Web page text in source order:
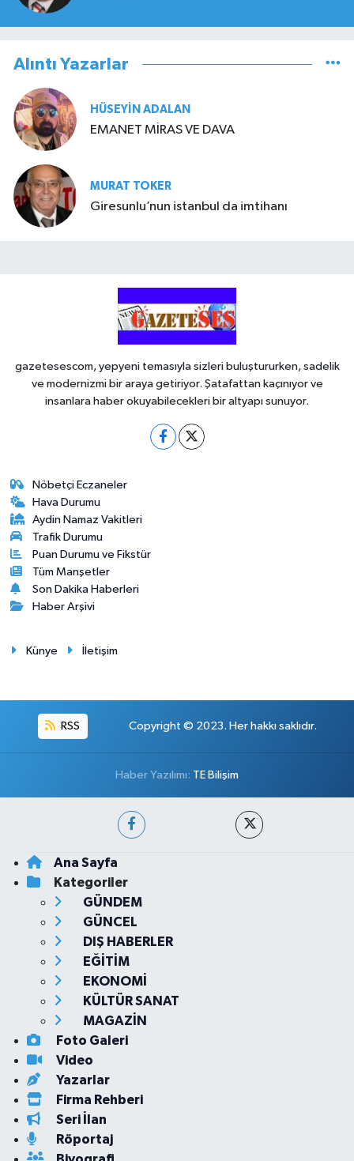
Alıntı Yazarlar
HÜSEYIN ADALAN
EMANET MİRAS VE DAVA
MURAT TOKER
Giresunlu’nun istanbul da imtihanı
gazetesescom, yepyeni temasıyla sizleri buluştururken, sadelik
ve modernizmi bir araya getiriyor. Şatafattan kaçınıyor ve
insanlara haber okuyabilecekleri bir altyapı sunuyor.
Nöbetçi Eczaneler
Hava Durumu
Aydin Namaz Vakitleri
Trafik Durumu
Puan Durumu ve Fikstür
Tüm Manşetler
Son Dakika Haberleri
Haber Arşivi
Künye İletişim
RSS Copyright © 2023. Her hakkı saklıdır.
Haber Yazılımı: TE Bilişim
Ana Sayfa
Kategoriler
GÜNDEM
GÜNCEL
DIŞ HABERLER
EĞİTİM
EKONOMİ
KÜLTÜR SANAT
MAGAZİN
Foto Galeri
Video
Yazarlar
Firma Rehberi
Seri İlan
Röportaj